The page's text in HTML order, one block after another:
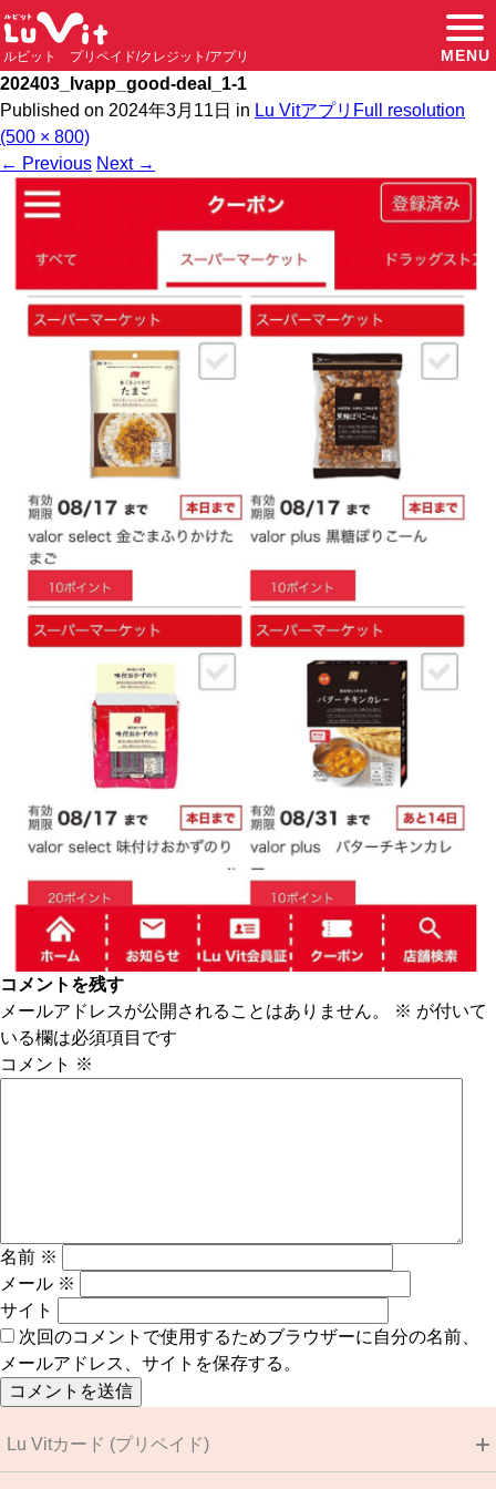
ルビット プリペイド/クレジット/アプリ MENU
202403_lvapp_good-deal_1-1
Published on 2024年3月11日 in Lu Vitアプリ Full resolution
(500 × 800)
← Previous Next →
コメントを残す
メールアドレスが公開されることはありません。
※ が付いて
いる欄は必須項目です
コメント ※
名前 ※
メール ※
サイト
次回のコメントで使用するためブラウザーに自分の名前、
メールアドレス、サイトを保存する。
Lu Vitカード (プリペイド)